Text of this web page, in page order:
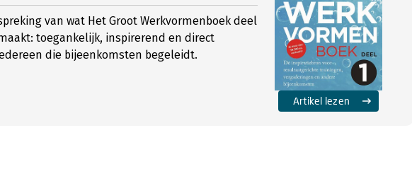
van wat Het Groot Werkvormenboek deel
toegankelijk, inspirerend en direct
die bijeenkomsten begeleidt.
Artikel lezen